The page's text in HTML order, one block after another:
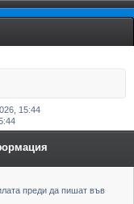
15:44
преди да пишат във